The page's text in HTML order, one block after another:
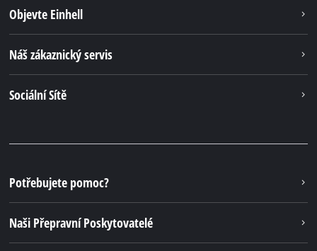
Objevte Einhell
Náš zákaznický servis
Sociální Sítě
Potřebujete pomoc?
Naši Přepravní Poskytovatelé